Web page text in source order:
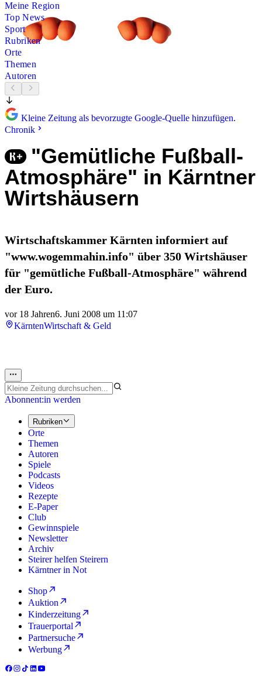
Meine Region
Top News
Sport
Rubriken
Orte
Themen
Autoren
Kleine Zeitung als bevorzugte Google-Quelle hinzufügen.
Chronik
"Gemütliche Fußball-
Atmosphäre" in Kärntner
Wirtshäusern
Wirtschaftskammer Kärnten informiert auf
"www.wogemmahin.info" über 350 Wirtshäuser
für "gemütliche Fußball-Atmosphäre" während
der Euro.
vor 18 Jahren6. Juni 2008 um 11:07
KärntenWirtschaft & Geld
Abonnent:in werden
Rubriken
Orte
Themen
Autoren
Spiele
Podcasts
Videos
Rezepte
E-Paper
Club
Gewinnspiele
Newsletter
Archiv
Steirer helfen Steirern
Kärntner in Not
Shop
Auktion
Kinderzeitung
Trauerportal
Partnersuche
Werbung